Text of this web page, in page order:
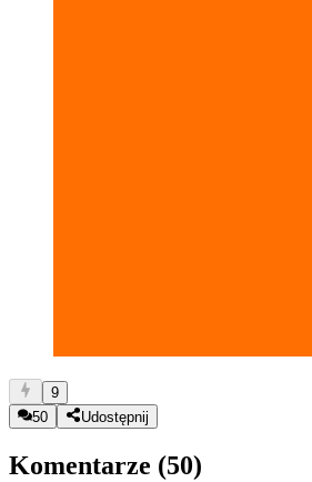
9
50
Udostępnij
Komentarze (50)